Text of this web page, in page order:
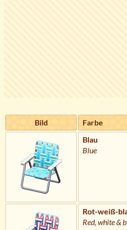
Bild
Farbe
Blau
Blue
Rot-weiß-
Red, white &